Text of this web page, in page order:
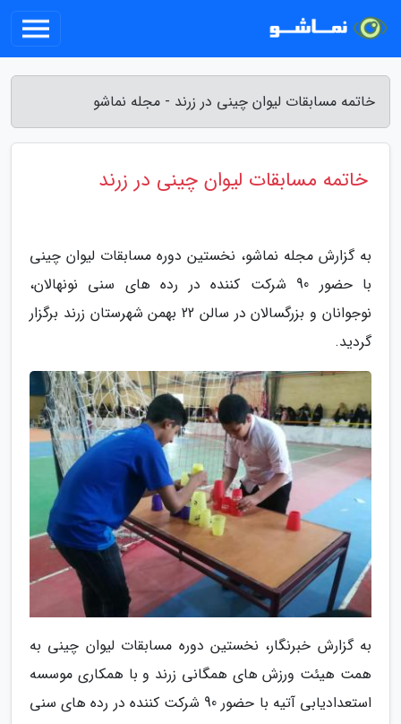
خاتمه مسابقات لیوان چینی در زرند - مجله نماشو
خاتمه مسابقات لیوان چینی در زرند
به گزارش مجله نماشو، نخستین دوره مسابقات لیوان چینی
با حضور 90 شرکت کننده در رده های سنی نونهالان،
نوجوانان و بزرگسالان در سالن 22 بهمن شهرستان زرند برگزار
گردید.
به گزارش خبرنگار، نخستین دوره مسابقات لیوان چینی به
همت هیئت ورزش های همگانی زرند و با همکاری موسسه
استعدادیابی آتیه با حضور 90 شرکت کننده در رده های سنی